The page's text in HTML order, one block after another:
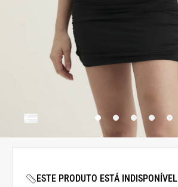
ESTE PRODUTO ESTÁ INDISPONÍVEL